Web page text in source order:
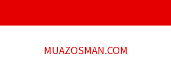
MUAZOSMAN.COM